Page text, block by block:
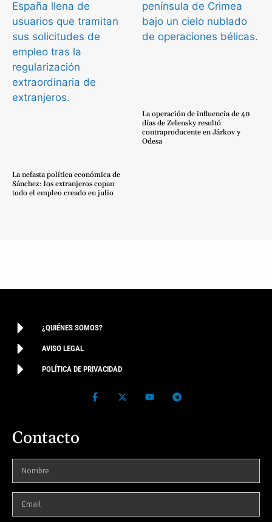
La nefasta política económica de
Sánchez: los extranjeros copan
todo el empleo creado en julio
La operación de influencia de 40
días de Zelensky resultó
contraproducente en Járkov y
Odesa
¿QUIÉNES SOMOS?
AVISO LEGAL
POLÍTICA DE PRIVACIDAD
Contacto